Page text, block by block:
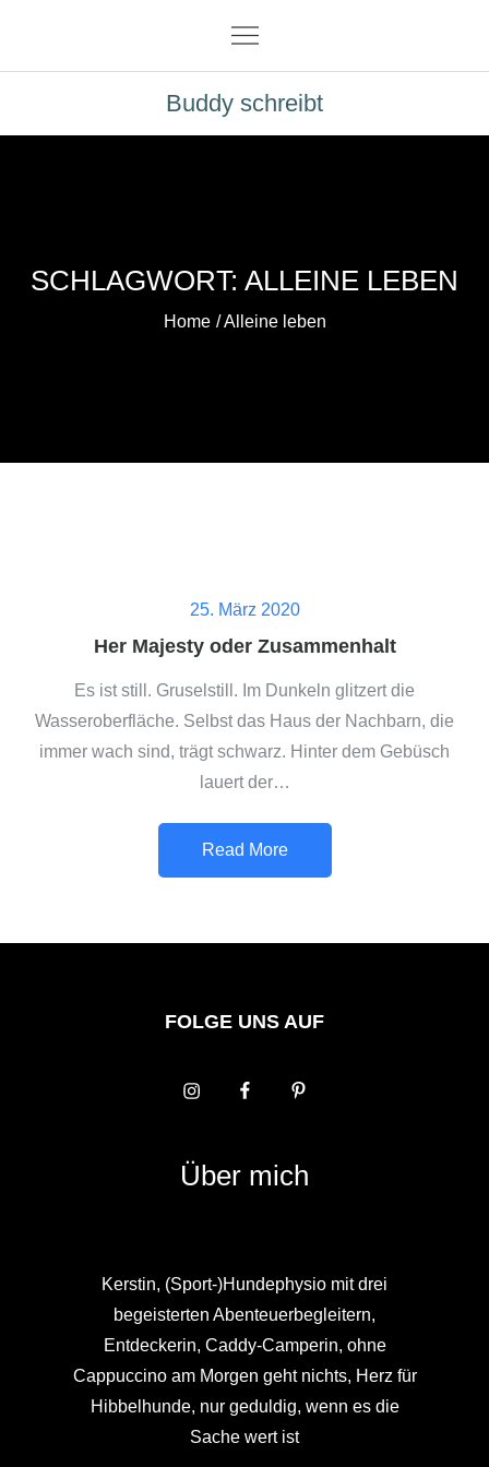
content
Buddy schreibt
SCHLAGWORT: ALLEINE LEBEN
Home Alleine leben
Posted
on
25. März 2020
Her Majesty oder Zusammenhalt
Es ist still. Gruselstill. Im Dunkeln glitzert die
Wasseroberfläche. Selbst das Haus der Nachbarn, die
immer wach sind, trägt schwarz. Hinter dem Gebüsch
lauert der…
Read More
FOLGE UNS AUF
Über mich
Kerstin, (Sport-)Hundephysio mit drei
begeisterten Abenteuerbegleitern,
Entdeckerin, Caddy-Camperin, ohne
Cappuccino am Morgen geht nichts, Herz für
Hibbelhunde, nur geduldig, wenn es die
Sache wert ist